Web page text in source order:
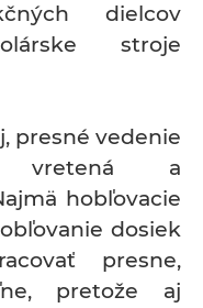
dielcov
stroje
presné vedenie
vretená a
hobľovacie
dosiek
presne,
pretože aj